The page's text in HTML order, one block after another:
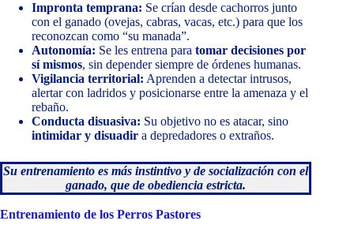
Impronta temprana: Se crían desde cachorros junto
con el ganado (ovejas, cabras, vacas, etc.) para que los
reconozcan como “su manada”.
Autonomía: Se les entrena para tomar decisiones por
sí mismos, sin depender siempre de órdenes humanas.
Vigilancia territorial: Aprenden a detectar intrusos,
alertar con ladridos y posicionarse entre la amenaza y el
rebaño.
Conducta disuasiva: Su objetivo no es atacar, sino
intimidar y disuadir a depredadores o extraños.
Su entrenamiento es más instintivo y de socialización con el
ganado, que de obediencia estricta.
Entrenamiento de los Perros Pastores